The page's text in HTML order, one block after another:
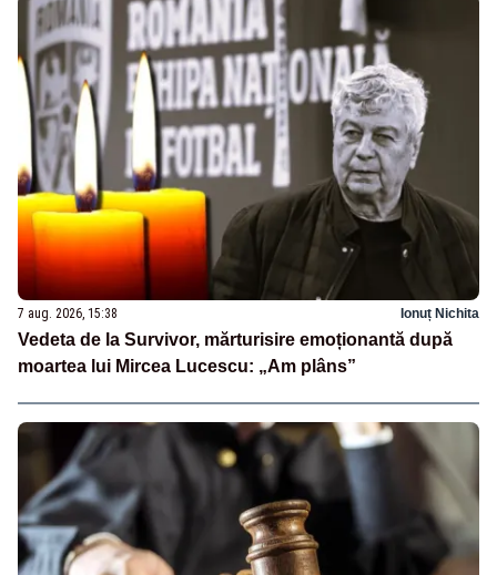
7 aug. 2026, 15:38 Ionuț Nichita
Vedeta de la Survivor, mărturisire emoționantă după
moartea lui Mircea Lucescu: „Am plâns”